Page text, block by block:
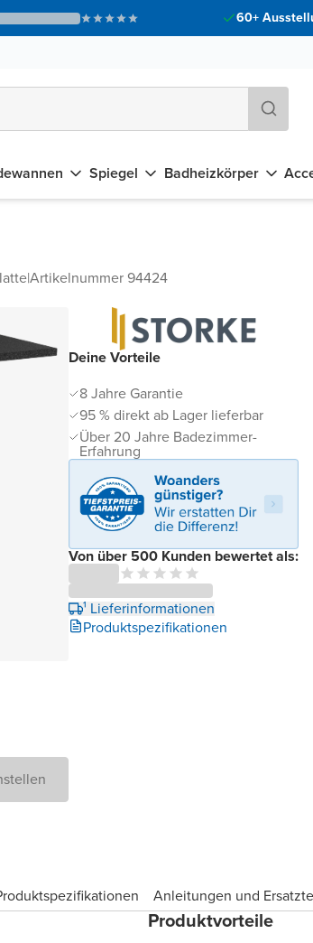
60+
Spiegel Badheizkörper
|Artikelnummer 94424
Deine Vorteile
8 Jahre Garantie
95 % direkt ab Lager lieferbar
Über 20 Jahre Badezimmer-
Erfahrung
Von über 500 Kunden bewertet als:
¹ Lieferinformationen
Produktspezifikationen
Anleitungen und
Produktvorteile